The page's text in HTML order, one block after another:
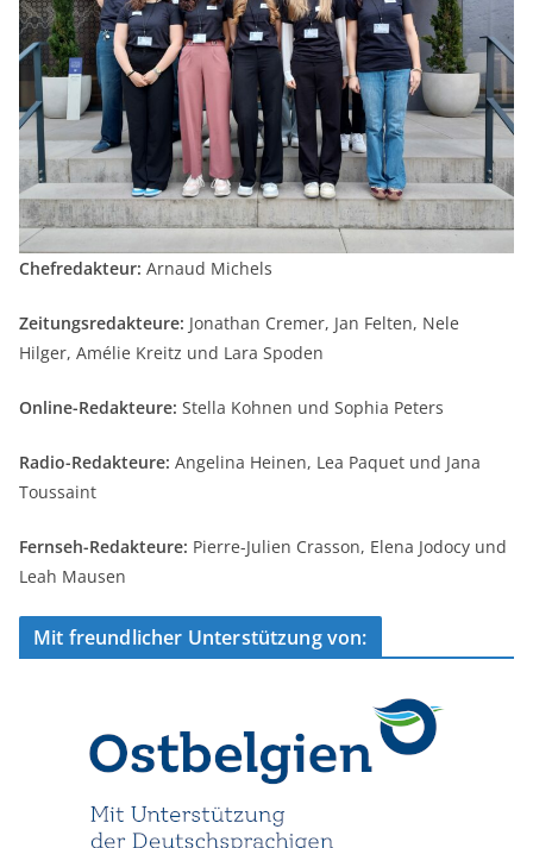
Chefredakteur: Arnaud Michels
Zeitungsredakteure: Jonathan Cremer, Jan Felten, Nele
Hilger, Amélie Kreitz und Lara Spoden
Online-Redakteure: Stella Kohnen und Sophia Peters
Radio-Redakteure: Angelina Heinen, Lea Paquet und Jana
Toussaint
Fernseh-Redakteure: Pierre-Julien Crasson, Elena Jodocy und
Leah Mausen
Mit freundlicher Unterstützung von: